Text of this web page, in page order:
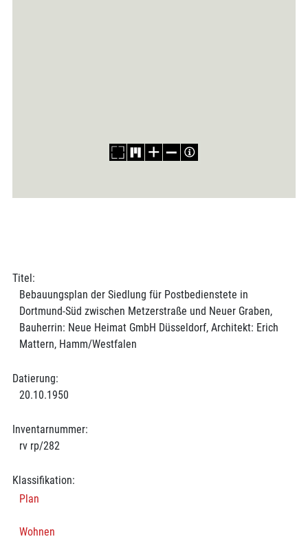
Titel:
Bebauungsplan der Siedlung für Postbedienstete in
Dortmund-Süd zwischen Metzerstraße und Neuer Graben,
Bauherrin: Neue Heimat GmbH Düsseldorf, Architekt: Erich
Mattern, Hamm/Westfalen
Datierung:
20.10.1950
Inventarnummer:
rv rp/282
Klassifikation:
Plan
Wohnen